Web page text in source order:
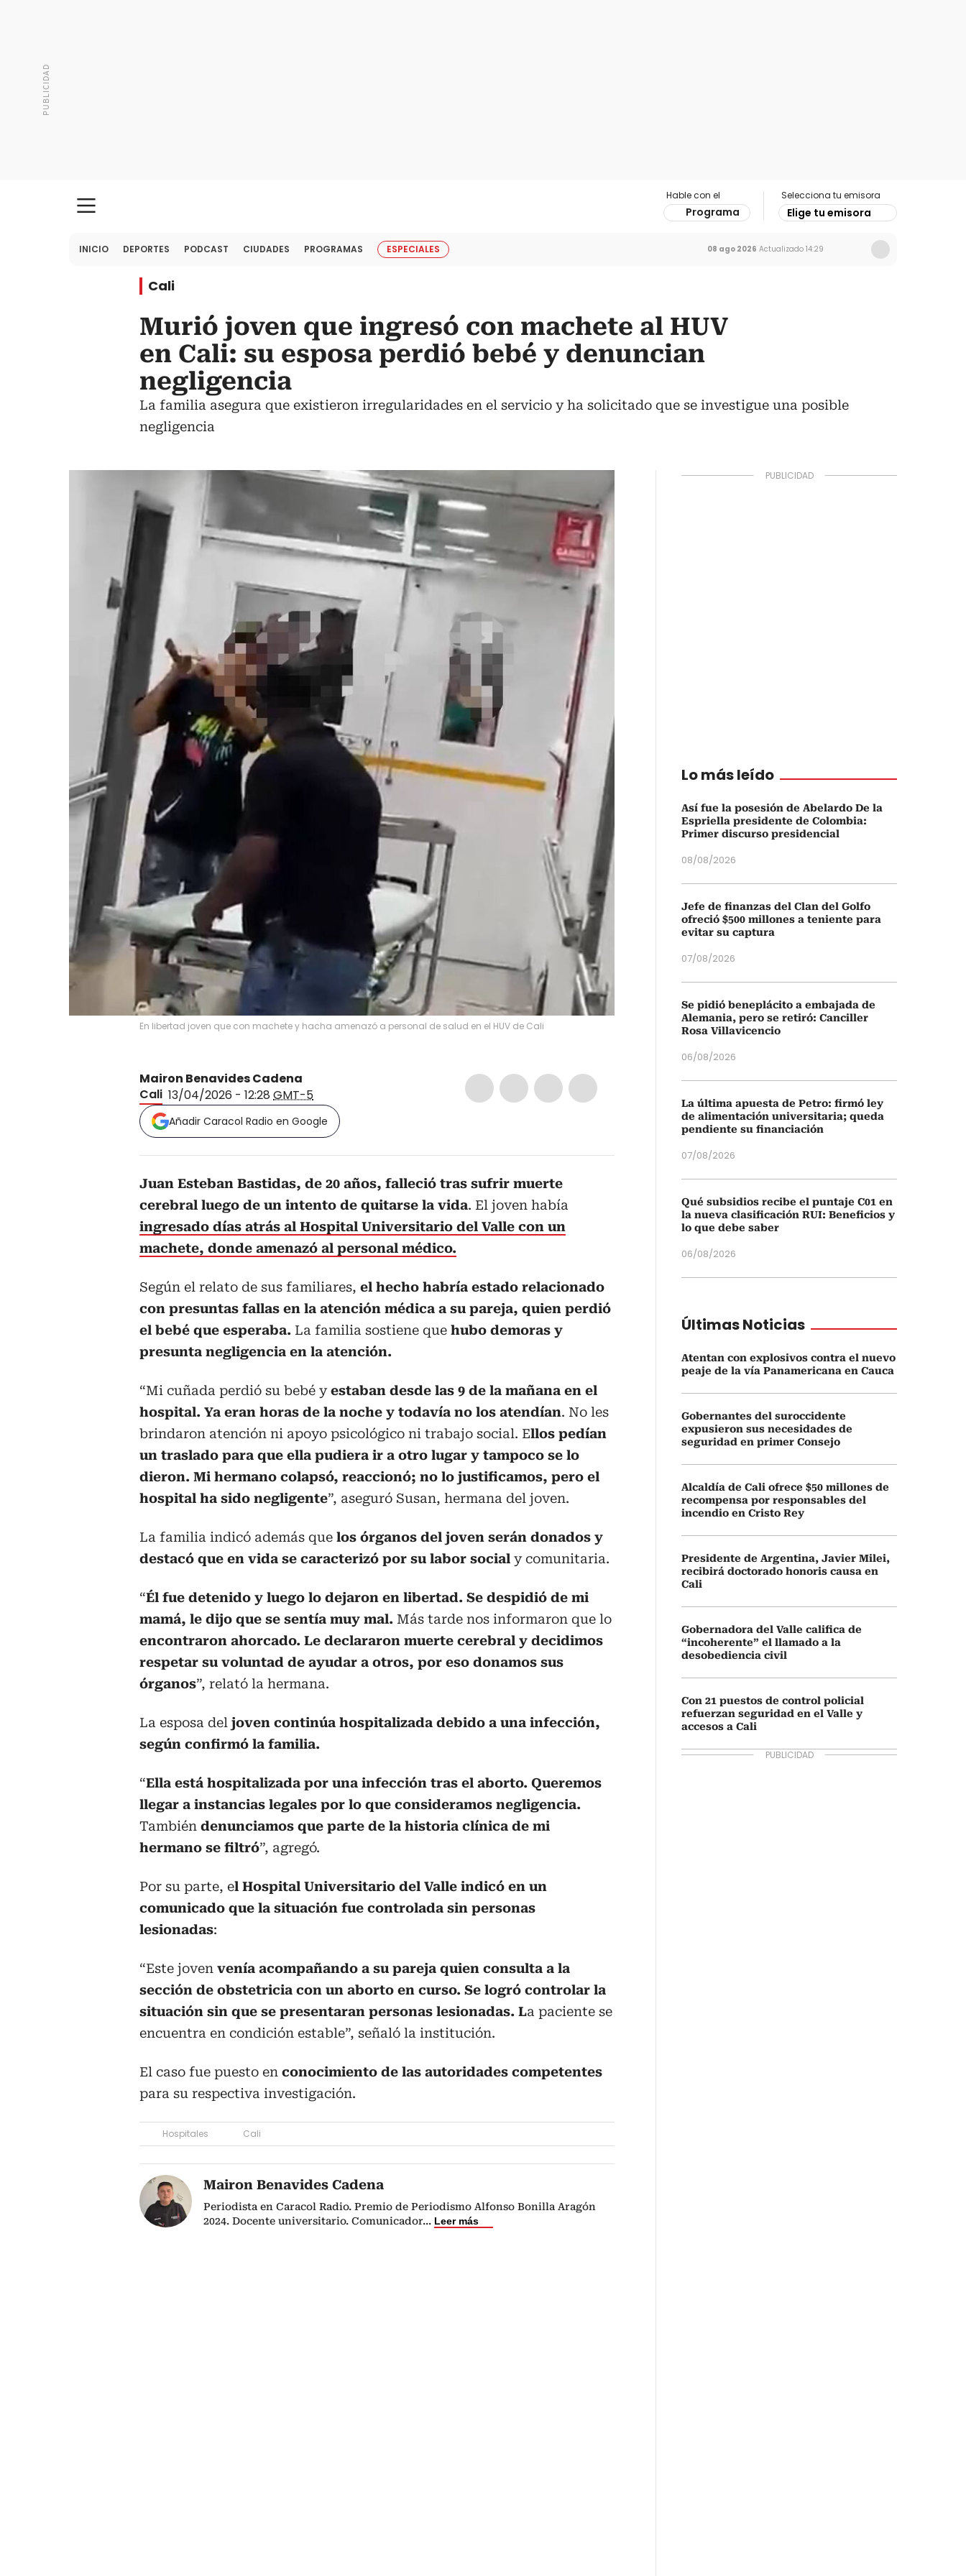
Hable con el
Programa
Selecciona tu emisora
Elige tu emisora
INICIO DEPORTES PODCAST CIUDADES PROGRAMAS ESPECIALES 08 ago 2026 Actualizado 14:29
Cali
Murió joven que ingresó con machete al HUV
en Cali: su esposa perdió bebé y denuncian
negligencia
La familia asegura que existieron irregularidades en el servicio y ha solicitado que se investigue una posible
negligencia
En libertad joven que con machete y hacha amenazó a personal de salud en el HUV de Cali
Mairon Benavides Cadena
Cali 13/04/2026 - 12:28 GMT-5
Añadir Caracol Radio en Google
Juan Esteban Bastidas, de 20 años, falleció tras sufrir muerte
cerebral luego de un intento de quitarse la vida. El joven había
ingresado días atrás al Hospital Universitario del Valle con un
machete, donde amenazó al personal médico.
Según el relato de sus familiares, el hecho habría estado relacionado
con presuntas fallas en la atención médica a su pareja, quien perdió
el bebé que esperaba. La familia sostiene que hubo demoras y
presunta negligencia en la atención.
“Mi cuñada perdió su bebé yestaban desde las 9 de la mañana en el
hospital. Ya eran horas de la noche y todavía no los atendían. No les
brindaron atención ni apoyo psicológico ni trabajo social. Ellos pedían
un traslado para que ella pudiera ir a otro lugar y tampoco se lo
dieron. Mi hermano colapsó, reaccionó; no lo justificamos, pero el
hospital ha sido negligente”, aseguró Susan, hermana del joven.
La familia indicó además que los órganos del joven serán donados y
destacó que en vida se caracterizó por su labor social y comunitaria.
“Él fue detenido y luego lo dejaron en libertad. Se despidió de mi
mamá, le dijo que se sentía muy mal. Más tarde nos informaron que lo
encontraron ahorcado. Le declararon muerte cerebral y decidimos
respetar su voluntad de ayudar a otros, por eso donamos sus
órganos”, relató la hermana.
La esposa del joven continúa hospitalizada debido a una infección,
según confirmó la familia.
“Ella está hospitalizada por una infección tras el aborto. Queremos
llegar a instancias legales por lo que consideramos negligencia.
También denunciamos que parte de la historia clínica de mi
hermano se filtró”, agregó.
Por su parte, el Hospital Universitario del Valle indicó en un
comunicado que la situación fue controlada sin personas
lesionadas:
“Este joven venía acompañando a su pareja quien consulta a la
sección de obstetricia con un aborto en curso. Se logró controlar la
situación sin que se presentaran personas lesionadas. La paciente se
encuentra en condición estable”, señaló la institución.
El caso fue puesto en conocimiento de las autoridades competentes
para su respectiva investigación.
Hospitales Cali
Mairon Benavides Cadena
Periodista en Caracol Radio. Premio de Periodismo Alfonso Bonilla Aragón
2024. Docente universitario. Comunicador... Leer más
Lo más leído
Así fue la posesión de Abelardo De la
Espriella presidente de Colombia:
Primer discurso presidencial
08/08/2026
Jefe de finanzas del Clan del Golfo
ofreció $500 millones a teniente para
evitar su captura
07/08/2026
Se pidió beneplácito a embajada de
Alemania, pero se retiró: Canciller
Rosa Villavicencio
06/08/2026
La última apuesta de Petro: firmó ley
de alimentación universitaria; queda
pendiente su financiación
07/08/2026
Qué subsidios recibe el puntaje C01 en
la nueva clasificación RUI: Beneficios y
lo que debe saber
06/08/2026
Últimas Noticias
Atentan con explosivos contra el nuevo
peaje de la vía Panamericana en Cauca
Gobernantes del suroccidente
expusieron sus necesidades de
seguridad en primer Consejo
Alcaldía de Cali ofrece $50 millones de
recompensa por responsables del
incendio en Cristo Rey
Presidente de Argentina, Javier Milei,
recibirá doctorado honoris causa en
Cali
Gobernadora del Valle califica de
“incoherente” el llamado a la
desobediencia civil
Con 21 puestos de control policial
refuerzan seguridad en el Valle y
accesos a Cali